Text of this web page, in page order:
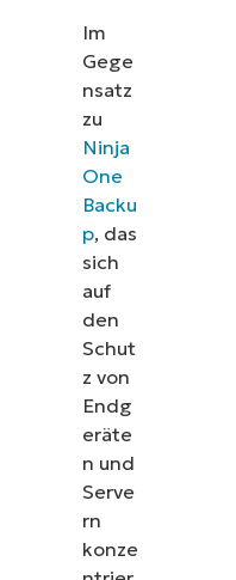
Im
Gege
nsatz
zu
Ninja
One
Backu
p, das
sich
auf
den
Schut
z von
Endg
eräte
n und
Serve
rn
konze